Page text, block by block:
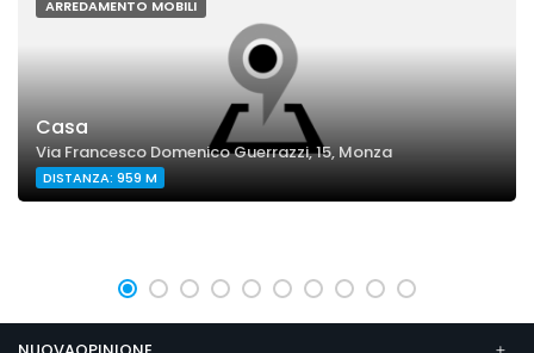
ARREDAMENTO MOBILI
Casa
Via Francesco Domenico Guerrazzi, 15, Monza
DISTANZA: 959 M